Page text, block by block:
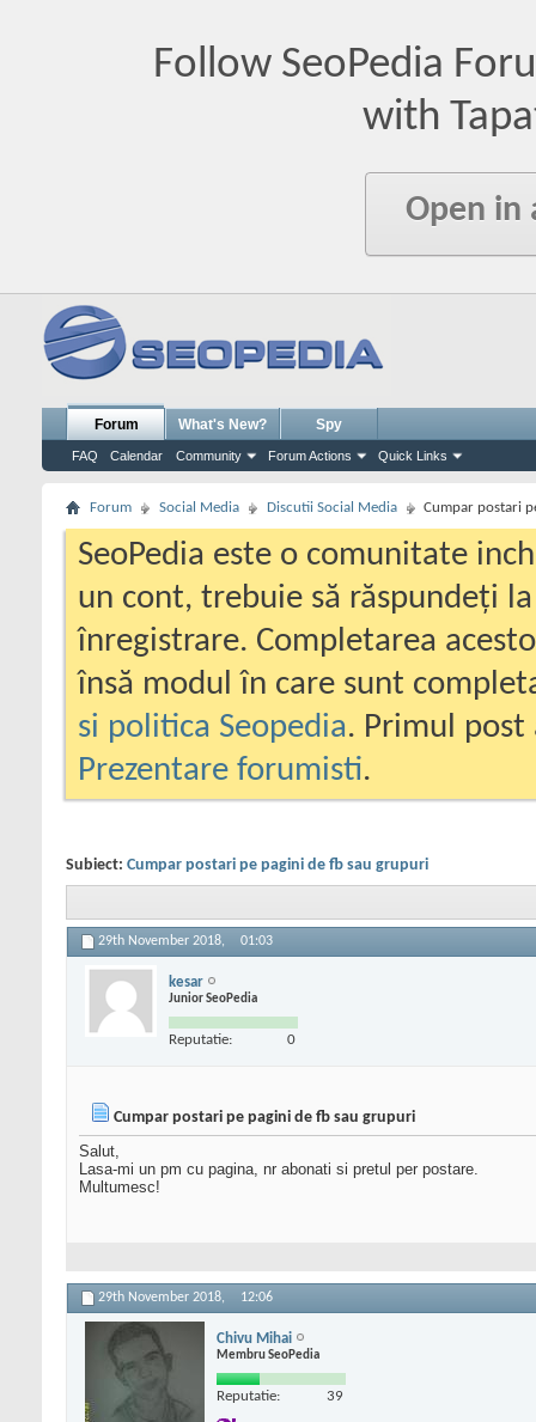
Follow SeoPedia
with
Open in
Forum
FAQ Calendar Community Forum Actions Quick Links
What's New? Spy
Forum Social Media Discutii Social Media Cumpar postari
SeoPedia este o comunitate
un cont, trebuie să răspundeți
înregistrare. Completarea
însă modul în care sunt
si politica Seopedia. Primul
Prezentare forumisti.
Subiect: Cumpar postari pe pagini de fb sau grupuri
29th November 2018, 01:03
kesar
Junior SeoPedia
Reputatie: 0
Cumpar postari pe pagini de fb sau grupuri
Salut,
Lasa-mi un pm cu pagina, nr abonati si pretul per postare.
Multumesc!
29th November 2018, 12:06
Chivu Mihai
Membru SeoPedia
Reputatie: 39